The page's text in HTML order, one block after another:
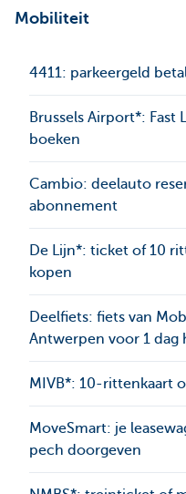
Mobiliteit
4411: parkeergeld
Brussels Airport*: Fast
boeken
Cambio: deelauto
abonnement
De Lijn*: ticket of 10
kopen
Deelfiets: fiets van
Antwerpen voor 1 dag
MIVB*: 10-rittenkaart
MoveSmart: je
pech doorgeven